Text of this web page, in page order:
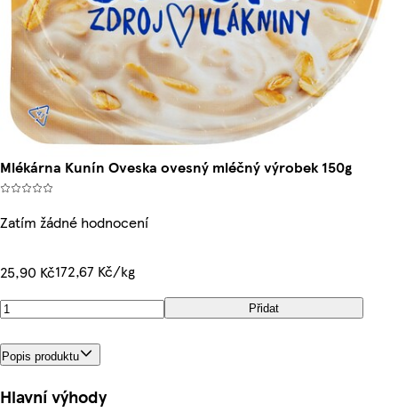
Mlékárna Kunín Oveska ovesný mléčný výrobek 150g
Zatím žádné hodnocení
25,90 Kč172,67 Kč/kg
Přidat
Popis produktu
Hlavní výhody